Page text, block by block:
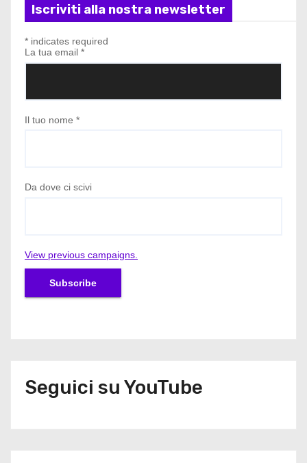
Iscriviti alla nostra newsletter
* indicates required
La tua email *
Il tuo nome *
Da dove ci scivi
View previous campaigns.
Seguici su YouTube